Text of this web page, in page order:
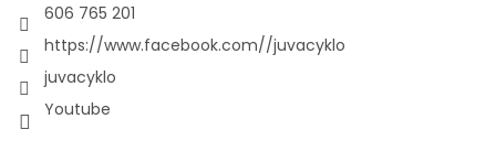
606 765 201
https://www.facebook.com//juvacyklo
juvacyklo
Youtube